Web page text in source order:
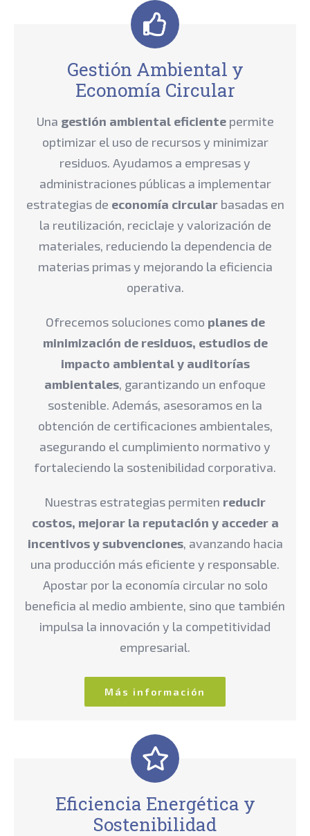
Gestión Ambiental y
Economía Circular
Una gestión ambiental eficientepermite
optimizar el uso de recursos y minimizar
residuos. Ayudamos a empresas y
administraciones públicas a implementar
estrategias de economía circularbasadas en
la reutilización, reciclaje y valorización de
materiales, reduciendo la dependencia de
materias primas y mejorando la eficiencia
operativa.
Ofrecemos soluciones como planes de
minimización de residuos, estudios de
impacto ambiental y auditorías
ambientales, garantizando un enfoque
sostenible. Además, asesoramos en la
obtención de certificaciones ambientales,
asegurando el cumplimiento normativo y
fortaleciendo la sostenibilidad corporativa.
Nuestras estrategias permiten reducir
costos, mejorar la reputación y acceder a
incentivos y subvenciones, avanzando hacia
una producción más eficiente y responsable.
Apostar por la economía circular no solo
beneficia al medio ambiente, sino que también
impulsa la innovación y la competitividad
empresarial.
Más información
Eficiencia Energética y
Sostenibilidad